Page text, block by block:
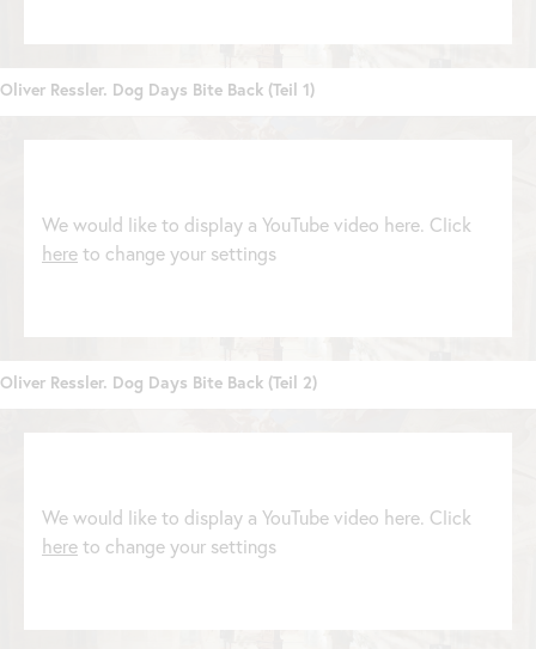
Oliver Ressler. Dog Days Bite Back (Teil 1)
We would like to display a YouTube video here. Click
here to change your settings
Oliver Ressler. Dog Days Bite Back (Teil 2)
We would like to display a YouTube video here. Click
here to change your settings